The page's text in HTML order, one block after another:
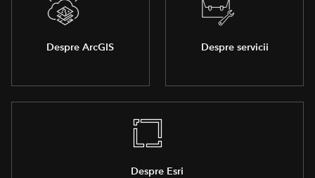
Despre ArcGIS Despre servicii
Despre Esri